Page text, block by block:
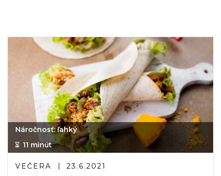
Náročnosť: ľahký
11 minút
VEČERA 23.6.2021